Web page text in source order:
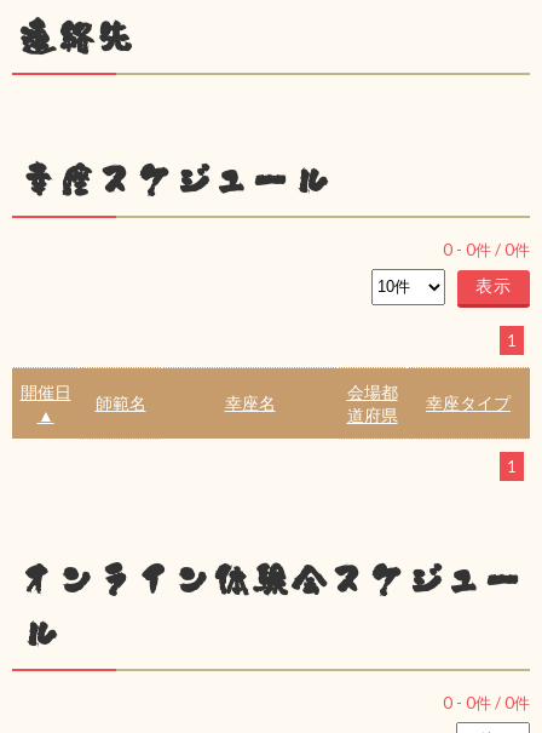
連絡先
幸座スケジュール
0 - 0件 /0件
1
開催日
▲
師範名 幸座名
会場都
道府県
幸座タイプ
1
オンライン体験会スケジュー
ル
0 - 0件 /0件